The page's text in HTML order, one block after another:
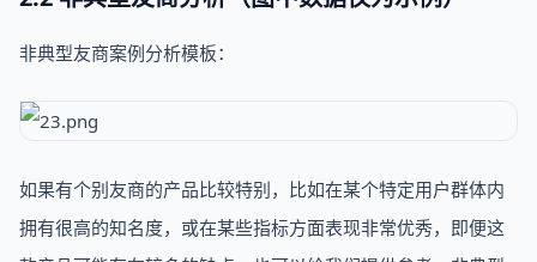
非典型友商案例分析模板：
如果有个别友商的产品比较特别，比如在某个特定用户群体内
拥有很高的知名度，或在某些指标方面表现非常优秀，即便这